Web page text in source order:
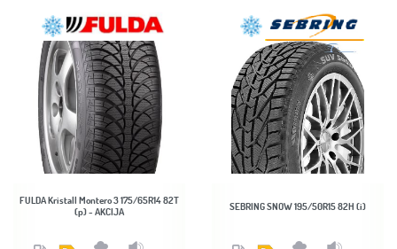
FULDA Kristall Montero 3 175/65R14 82T
(p) - AKCIJA
SEBRING SNOW 195/50R15 82H (i)